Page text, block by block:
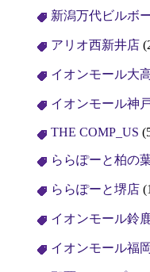
新潟万代ビルボ
アリオ西新井店
イオンモール大
イオンモール神
THE COMP_US
ららぽーと柏の
ららぽーと堺店
イオンモール鈴
イオンモール福